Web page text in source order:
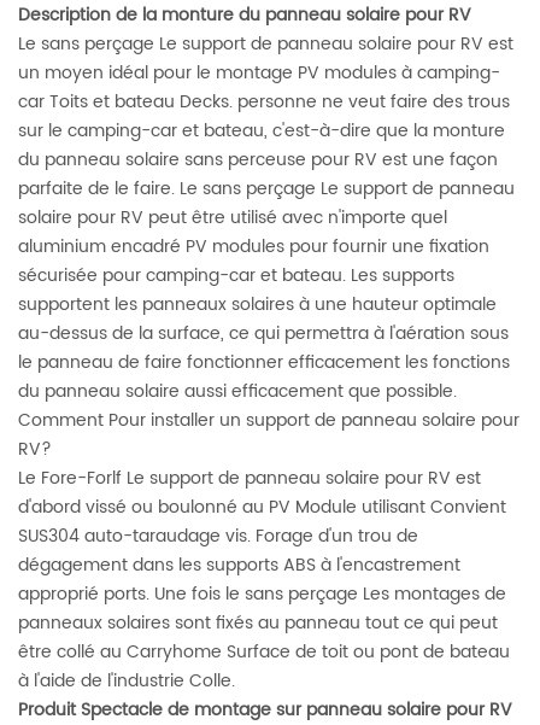
Description de la monture du panneau solaire pour RV
Le sans perçage Le support de panneau solaire pour RV est
un moyen idéal pour le montage PV modules à camping-
car Toits et bateau Decks. personne ne veut faire des trous
sur le camping-car et bateau, c'est-à-dire que la monture
du panneau solaire sans perceuse pour RV est une façon
parfaite de le faire. Le sans perçage Le support de panneau
solaire pour RV peut être utilisé avec n'importe quel
aluminium encadré PV modules pour fournir une fixation
sécurisée pour camping-car et bateau. Les supports
supportent les panneaux solaires à une hauteur optimale
au-dessus de la surface, ce qui permettra à l'aération sous
le panneau de faire fonctionner efficacement les fonctions
du panneau solaire aussi efficacement que possible.
Comment Pour installer un support de panneau solaire pour
RV?
Le Fore-Forlf Le support de panneau solaire pour RV est
d'abord vissé ou boulonné au PV Module utilisant Convient
SUS304 auto-taraudage vis. Forage d'un trou de
dégagement dans les supports ABS à l'encastrement
approprié ports. Une fois le sans perçage Les montages de
panneaux solaires sont fixés au panneau tout ce qui peut
être collé au Carryhome Surface de toit ou pont de bateau
à l'aide de l'industrie Colle.
Produit Spectacle de montage sur panneau solaire pour RV